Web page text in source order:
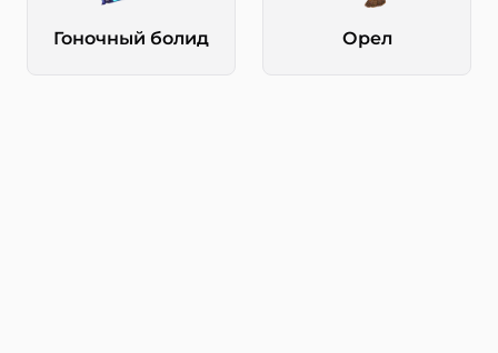
Гоночный болид Орел